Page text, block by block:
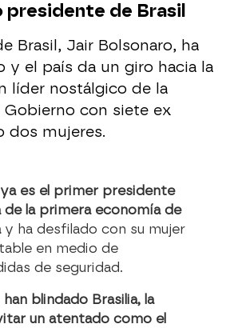
presidente de Brasil
Brasil, Jair Bolsonaro, ha
y el país da un giro hacia la
líder nostálgico de la
con siete ex
dos mujeres.
es el primer presidente
la primera economía de
y ha desfilado con su mujer
en medio de
de seguridad.
blindado Brasilia, la
un atentado como el